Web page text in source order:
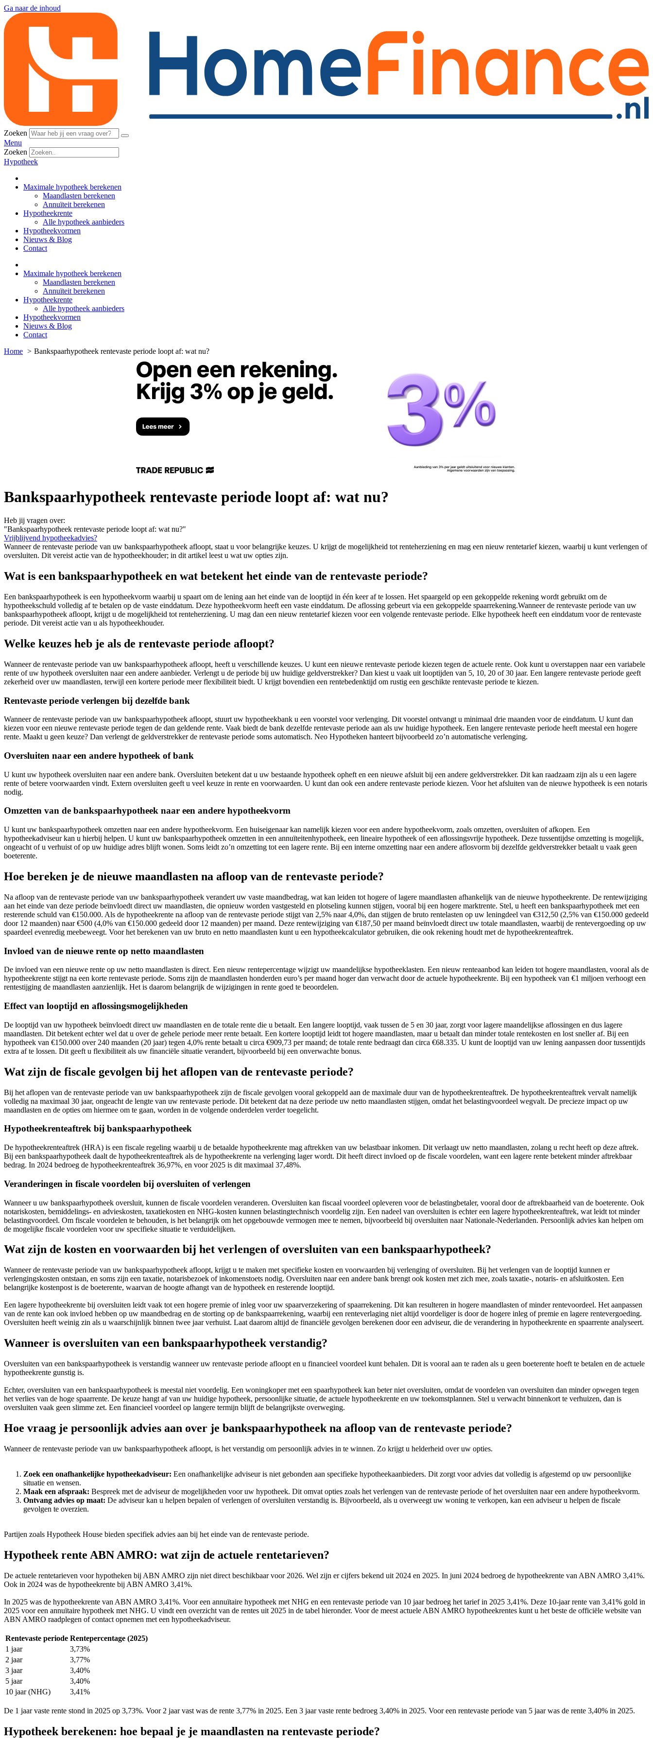
Ga naar de inhoud
Zoeken
Menu
Zoeken
Hypotheek
Maximale hypotheek berekenen
Maandlasten berekenen
Annuïteit berekenen
Hypotheekrente
Alle hypotheek aanbieders
Hypotheekvormen
Nieuws & Blog
Contact
Maximale hypotheek berekenen
Maandlasten berekenen
Annuïteit berekenen
Hypotheekrente
Alle hypotheek aanbieders
Hypotheekvormen
Nieuws & Blog
Contact
Home
Bankspaarhypotheek rentevaste periode loopt af: wat nu?
Bankspaarhypotheek rentevaste periode loopt af: wat nu?
Heb jij vragen over:
"Bankspaarhypotheek rentevaste periode loopt af: wat nu?"
Vrijblijvend hypotheekadvies?
Wanneer de rentevaste periode van uw bankspaarhypotheek afloopt, staat u voor belangrijke keuzes. U krijgt de mogelijkheid tot renteherziening en mag een nieuw rentetarief kiezen, waarbij u kunt verlengen of
oversluiten. Dit vereist actie van de hypotheekhouder; in dit artikel leest u wat uw opties zijn.
Wat is een bankspaarhypotheek en wat betekent het einde van de rentevaste periode?
Een bankspaarhypotheek is een hypotheekvorm waarbij u spaart om de lening aan het einde van de looptijd in één keer af te lossen. Het spaargeld op een gekoppelde rekening wordt gebruikt om de
hypotheekschuld volledig af te betalen op de vaste einddatum. Deze hypotheekvorm heeft een vaste einddatum. De aflossing gebeurt via een gekoppelde spaarrekening.Wanneer de rentevaste periode van uw
bankspaarhypotheek afloopt, krijgt u de mogelijkheid tot renteherziening. U mag dan een nieuw rentetarief kiezen voor een volgende rentevaste periode. Elke hypotheek heeft een einddatum voor de rentevaste
periode. Dit vereist actie van u als hypotheekhouder.
Welke keuzes heb je als de rentevaste periode afloopt?
Wanneer de rentevaste periode van uw bankspaarhypotheek afloopt, heeft u verschillende keuzes. U kunt een nieuwe rentevaste periode kiezen tegen de actuele rente. Ook kunt u overstappen naar een variabele
rente of uw hypotheek oversluiten naar een andere aanbieder. Verlengt u de periode bij uw huidige geldverstrekker? Dan kiest u vaak uit looptijden van 5, 10, 20 of 30 jaar. Een langere rentevaste periode geeft
zekerheid over uw maandlasten, terwijl een kortere periode meer flexibiliteit biedt. U krijgt bovendien een rentebedenktijd om rustig een geschikte rentevaste periode te kiezen.
Rentevaste periode verlengen bij dezelfde bank
Wanneer de rentevaste periode van uw bankspaarhypotheek afloopt, stuurt uw hypotheekbank u een voorstel voor verlenging. Dit voorstel ontvangt u minimaal drie maanden voor de einddatum. U kunt dan
kiezen voor een nieuwe rentevaste periode tegen de dan geldende rente. Vaak biedt de bank dezelfde rentevaste periode aan als uw huidige hypotheek. Een langere rentevaste periode heeft meestal een hogere
rente. Maakt u geen keuze? Dan verlengt de geldverstrekker de rentevaste periode soms automatisch. Neo Hypotheken hanteert bijvoorbeeld zo’n automatische verlenging.
Oversluiten naar een andere hypotheek of bank
U kunt uw hypotheek oversluiten naar een andere bank. Oversluiten betekent dat u uw bestaande hypotheek opheft en een nieuwe afsluit bij een andere geldverstrekker. Dit kan raadzaam zijn als u een lagere
rente of betere voorwaarden vindt. Extern oversluiten geeft u veel keuze in rente en voorwaarden. U kunt dan ook een andere rentevaste periode kiezen. Voor het afsluiten van de nieuwe hypotheek is een notaris
nodig.
Omzetten van de bankspaarhypotheek naar een andere hypotheekvorm
U kunt uw bankspaarhypotheek omzetten naar een andere hypotheekvorm. Een huiseigenaar kan namelijk kiezen voor een andere hypotheekvorm, zoals omzetten, oversluiten of afkopen. Een
hypotheekadviseur kan u hierbij helpen. U kunt uw bankspaarhypotheek omzetten in een annuïteitenhypotheek, een lineaire hypotheek of een aflossingsvrije hypotheek. Deze tussentijdse omzetting is mogelijk,
ongeacht of u verhuist of op uw huidige adres blijft wonen. Soms leidt zo’n omzetting tot een lagere rente. Bij een interne omzetting naar een andere aflosvorm bij dezelfde geldverstrekker betaalt u vaak geen
boeterente.
Hoe bereken je de nieuwe maandlasten na afloop van de rentevaste periode?
Na afloop van de rentevaste periode van uw bankspaarhypotheek verandert uw vaste maandbedrag, wat kan leiden tot hogere of lagere maandlasten afhankelijk van de nieuwe hypotheekrente. De rentewijziging
aan het einde van deze periode beïnvloedt direct uw maandlasten, die opnieuw worden vastgesteld en plotseling kunnen stijgen, vooral bij een hogere marktrente. Stel, u heeft een bankspaarhypotheek met een
resterende schuld van €150.000. Als de hypotheekrente na afloop van de rentevaste periode stijgt van 2,5% naar 4,0%, dan stijgen de bruto rentelasten op uw leningdeel van €312,50 (2,5% van €150.000 gedeeld
door 12 maanden) naar €500 (4,0% van €150.000 gedeeld door 12 maanden) per maand. Deze rentewijziging van €187,50 per maand beïnvloedt direct uw totale maandlasten, waarbij de rentevergoeding op uw
spaardeel evenredig meebeweegt. Voor het berekenen van uw bruto en netto maandlasten kunt u een hypotheekcalculator gebruiken, die ook rekening houdt met de hypotheekrenteaftrek.
Invloed van de nieuwe rente op netto maandlasten
De invloed van een nieuwe rente op uw netto maandlasten is direct. Een nieuw rentepercentage wijzigt uw maandelijkse hypotheeklasten. Een nieuw renteaanbod kan leiden tot hogere maandlasten, vooral als de
hypotheekrente stijgt na een korte rentevaste periode. Soms zijn de maandlasten honderden euro’s per maand hoger dan verwacht door de actuele hypotheekrente. Bij een hypotheek van €1 miljoen verhoogt een
rentestijging de maandlasten aanzienlijk. Het is daarom belangrijk de wijzigingen in rente goed te beoordelen.
Effect van looptijd en aflossingsmogelijkheden
De looptijd van uw hypotheek beïnvloedt direct uw maandlasten en de totale rente die u betaalt. Een langere looptijd, vaak tussen de 5 en 30 jaar, zorgt voor lagere maandelijkse aflossingen en dus lagere
maandlasten. Dit betekent echter wel dat u over de gehele periode meer rente betaalt. Een kortere looptijd leidt tot hogere maandlasten, maar u betaalt dan minder totale rentekosten en lost sneller af. Bij een
hypotheek van €150.000 over 240 maanden (20 jaar) tegen 4,0% rente betaalt u circa €909,73 per maand; de totale rente bedraagt dan circa €68.335. U kunt de looptijd van uw lening aanpassen door tussentijds
extra af te lossen. Dit geeft u flexibiliteit als uw financiële situatie verandert, bijvoorbeeld bij een onverwachte bonus.
Wat zijn de fiscale gevolgen bij het aflopen van de rentevaste periode?
Bij het aflopen van de rentevaste periode van uw bankspaarhypotheek zijn de fiscale gevolgen vooral gekoppeld aan de maximale duur van de hypotheekrenteaftrek. De hypotheekrenteaftrek vervalt namelijk
volledig na maximaal 30 jaar, ongeacht de lengte van uw rentevaste periode. Dit betekent dat na deze periode uw netto maandlasten stijgen, omdat het belastingvoordeel wegvalt. De precieze impact op uw
maandlasten en de opties om hiermee om te gaan, worden in de volgende onderdelen verder toegelicht.
Hypotheekrenteaftrek bij bankspaarhypotheek
De hypotheekrenteaftrek (HRA) is een fiscale regeling waarbij u de betaalde hypotheekrente mag aftrekken van uw belastbaar inkomen. Dit verlaagt uw netto maandlasten, zolang u recht heeft op deze aftrek.
Bij een bankspaarhypotheek daalt de hypotheekrenteaftrek als de hypotheekrente na verlenging lager wordt. Dit heeft direct invloed op de fiscale voordelen, want een lagere rente betekent minder aftrekbaar
bedrag. In 2024 bedroeg de hypotheekrenteaftrek 36,97%, en voor 2025 is dit maximaal 37,48%.
Veranderingen in fiscale voordelen bij oversluiten of verlengen
Wanneer u uw bankspaarhypotheek oversluit, kunnen de fiscale voordelen veranderen. Oversluiten kan fiscaal voordeel opleveren voor de belastingbetaler, vooral door de aftrekbaarheid van de boeterente. Ook
notariskosten, bemiddelings- en advieskosten, taxatiekosten en NHG-kosten kunnen belastingtechnisch voordelig zijn. Een nadeel van oversluiten is echter een lagere hypotheekrenteaftrek, wat leidt tot minder
belastingvoordeel. Om fiscale voordelen te behouden, is het belangrijk om het opgebouwde vermogen mee te nemen, bijvoorbeeld bij oversluiten naar Nationale-Nederlanden. Persoonlijk advies kan helpen om
de mogelijke fiscale voordelen voor uw specifieke situatie te verduidelijken.
Wat zijn de kosten en voorwaarden bij het verlengen of oversluiten van een bankspaarhypotheek?
Wanneer de rentevaste periode van uw bankspaarhypotheek afloopt, krijgt u te maken met specifieke kosten en voorwaarden bij verlenging of oversluiten. Bij het verlengen van de looptijd kunnen er
verlengingskosten ontstaan, en soms zijn een taxatie, notarisbezoek of inkomenstoets nodig. Oversluiten naar een andere bank brengt ook kosten met zich mee, zoals taxatie-, notaris- en afsluitkosten. Een
belangrijke kostenpost is de boeterente, waarvan de hoogte afhangt van de hypotheek en resterende looptijd.
Een lagere hypotheekrente bij oversluiten leidt vaak tot een hogere premie of inleg voor uw spaarverzekering of spaarrekening. Dit kan resulteren in hogere maandlasten of minder rentevoordeel. Het aanpassen
van de rente kan ook invloed hebben op uw maandbedrag en de storting op de bankspaarrekening, waarbij een renteverlaging niet altijd voordeliger is door de hogere inleg of premie en lagere rentevergoeding.
Oversluiten heeft weinig zin als u waarschijnlijk binnen twee jaar verhuist. Laat daarom altijd de financiële gevolgen berekenen door een adviseur, die de verandering in hypotheekrente en spaarrente analyseert.
Wanneer is oversluiten van een bankspaarhypotheek verstandig?
Oversluiten van een bankspaarhypotheek is verstandig wanneer uw rentevaste periode afloopt en u financieel voordeel kunt behalen. Dit is vooral aan te raden als u geen boeterente hoeft te betalen en de actuele
hypotheekrente gunstig is.
Echter, oversluiten van een bankspaarhypotheek is meestal niet voordelig. Een woningkoper met een spaarhypotheek kan beter niet oversluiten, omdat de voordelen van oversluiten dan minder opwegen tegen
het verlies van de hoge spaarrente. De keuze hangt af van uw huidige hypotheek, persoonlijke situatie, de actuele hypotheekrente en uw toekomstplannen. Stel u verwacht binnenkort te verhuizen, dan is
oversluiten vaak geen slimme zet. Een financieel voordeel op langere termijn blijft de belangrijkste overweging.
Hoe vraag je persoonlijk advies aan over je bankspaarhypotheek na afloop van de rentevaste periode?
Wanneer de rentevaste periode van uw bankspaarhypotheek afloopt, is het verstandig om persoonlijk advies in te winnen. Zo krijgt u helderheid over uw opties.
Zoek een onafhankelijke hypotheekadviseur: Een onafhankelijke adviseur is niet gebonden aan specifieke hypotheekaanbieders. Dit zorgt voor advies dat volledig is afgestemd op uw persoonlijke
situatie en wensen.
Maak een afspraak: Bespreek met de adviseur de mogelijkheden voor uw hypotheek. Dit omvat opties zoals het verlengen van de rentevaste periode of het oversluiten naar een andere hypotheekvorm.
Ontvang advies op maat: De adviseur kan u helpen bepalen of verlengen of oversluiten verstandig is. Bijvoorbeeld, als u overweegt uw woning te verkopen, kan een adviseur u helpen de fiscale
gevolgen te overzien.
Partijen zoals Hypotheek House bieden specifiek advies aan bij het einde van de rentevaste periode.
Hypotheek rente ABN AMRO: wat zijn de actuele rentetarieven?
De actuele rentetarieven voor hypotheken bij ABN AMRO zijn niet direct beschikbaar voor 2026. Wel zijn er cijfers bekend uit 2024 en 2025. In juni 2024 bedroeg de hypotheekrente van ABN AMRO 3,41%.
Ook in 2024 was de hypotheekrente bij ABN AMRO 3,41%.
In 2025 was de hypotheekrente van ABN AMRO 3,41%. Voor een annuïtaire hypotheek met NHG en een rentevaste periode van 10 jaar bedroeg het tarief in 2025 3,41%. Deze 10-jaar rente van 3,41% gold in
2025 voor een annuïtaire hypotheek met NHG. U vindt een overzicht van de rentes uit 2025 in de tabel hieronder. Voor de meest actuele ABN AMRO hypotheekrentes kunt u het beste de officiële website van
ABN AMRO raadplegen of contact opnemen met een hypotheekadviseur.
Rentevaste periode Rentepercentage (2025)
1 jaar
3,73%
2 jaar
3,77%
3 jaar
3,40%
5 jaar
3,40%
10 jaar (NHG)
3,41%
De 1 jaar vaste rente stond in 2025 op 3,73%. Voor 2 jaar vast was de rente 3,77% in 2025. Een 3 jaar vaste rente bedroeg 3,40% in 2025. Voor een rentevaste periode van 5 jaar was de rente 3,40% in 2025.
Hypotheek berekenen: hoe bepaal je je maandlasten na rentevaste periode?